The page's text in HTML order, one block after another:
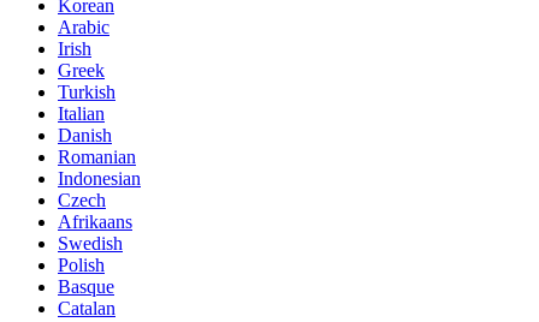
Korean
Arabic
Irish
Greek
Turkish
Italian
Danish
Romanian
Indonesian
Czech
Afrikaans
Swedish
Polish
Basque
Catalan